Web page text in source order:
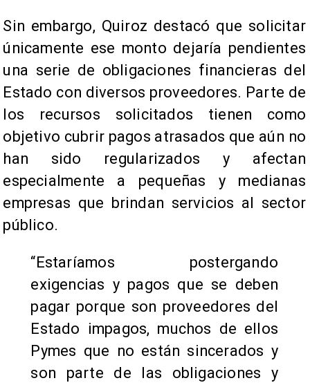
Sin embargo, Quiroz destacó que solicitar
únicamente ese monto dejaría pendientes
una serie de obligaciones financieras del
Estado con diversos proveedores. Parte de
los recursos solicitados tienen como
objetivo cubrir pagos atrasados que aún no
han sido regularizados y afectan
especialmente a pequeñas y medianas
empresas que brindan servicios al sector
público.
“Estaríamos postergando
exigencias y pagos que se deben
pagar porque son proveedores del
Estado impagos, muchos de ellos
Pymes que no están sincerados y
son parte de las obligaciones y